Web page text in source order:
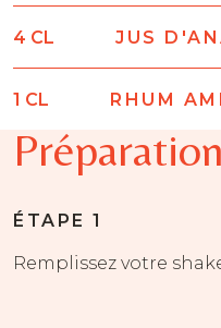
4 CL JUS
1 CL RHUM
ÉTAPE 1
Remplissez votre